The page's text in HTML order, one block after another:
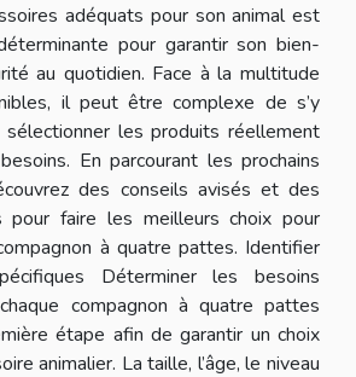
adéquats pour son animal est
pour garantir son bien-
au quotidien. Face à la multitude
il peut être complexe de s’y
les produits réellement
En parcourant les prochains
des conseils avisés et des
pour faire les meilleurs choix pour
à quatre pattes. Identifier
Déterminer les besoins
compagnon à quatre pattes
étape afin de garantir un choix
animalier. La taille, l’âge, le niveau